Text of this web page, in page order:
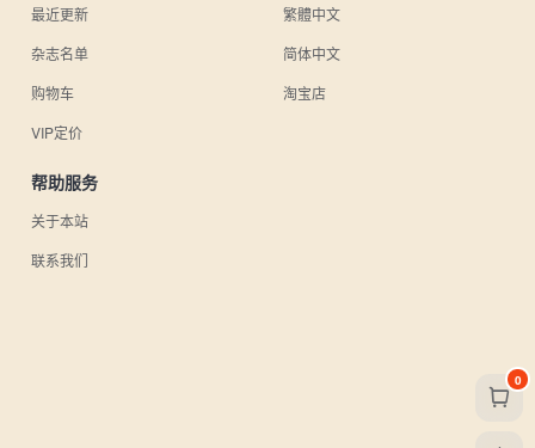
最近更新
杂志名单
购物车
VIP定价
繁體中文
简体中文
淘宝店
帮助服务
关于本站
联系我们
0